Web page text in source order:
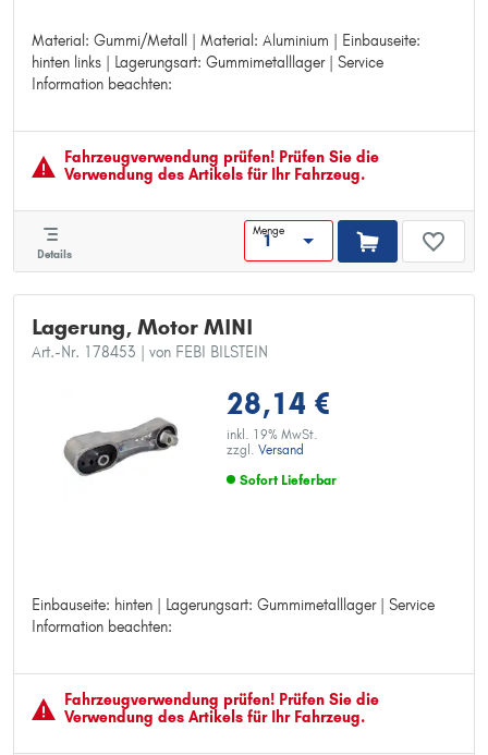
Material: Gummi/Metall | Material: Aluminium | Einbauseite:
hinten links | Lagerungsart: Gummimetalllager | Service
Information beachten:
Material: Gummi/Metall
Material: Aluminium
Einbauseite: hinten links
Service Information beachten:
Fahrzeugver­wendung prüfen! Prüfen Sie die
Verwendung des Artikels für Ihr Fahrzeug.
Details
Menge
Lagerung, Motor MINI
Art.-Nr. 178453 | von FEBI BILSTEIN
28,14 €
inkl. 19% MwSt.
zzgl. Versand
Sofort Lieferbar
Einbauseite: hinten | Lagerungsart: Gummimetalllager | Service
Information beachten:
Einbauseite: hinten
Lagerungsart: Gummimetalllager
Fahrzeugver­wendung prüfen! Prüfen Sie die
Verwendung des Artikels für Ihr Fahrzeug.